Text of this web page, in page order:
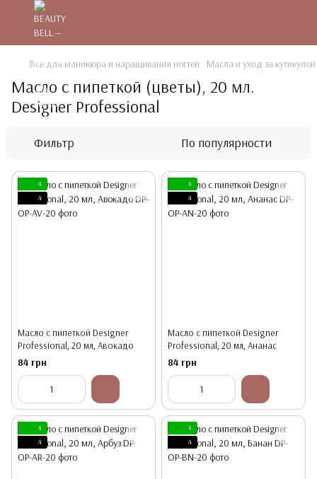
Все для маникюра и наращивания ногтей Масла и уход за кутикулой
Масло с пипеткой (цветы), 20 мл.
Designer Professional
Фильтр По популярности
4
4
Масло с пипеткой Designer
Professional, 20 мл, Авокадо
84 грн
4
4
Масло с пипеткой Designer
Professional, 20 мл, Ананас
84 грн
4
4
4
4